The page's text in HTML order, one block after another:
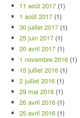
11 août 2017 (1)
1 août 2017 (1)
30 juillet 2017 (1)
25 juin 2017 (1)
20 avril 2017 (1)
1 novembre 2016 (1)
15 juillet 2016 (1)
2 juillet 2016 (1)
29 mai 2016 (1)
26 avril 2016 (1)
25 avril 2016 (1)